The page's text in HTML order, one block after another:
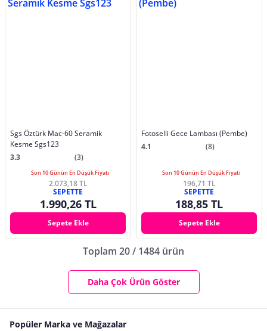
Sgs Öztürk Mac-60 Seramik
Kesme Sgs123
3.3
(3)
Son 10 Günün En Düşük Fiyatı
2.073,18 TL
SEPETTE
1.990,26 TL
Sepete Ekle
Fotoselli Gece Lambası (Pembe)
4.1
(8)
Son 10 Günün En Düşük Fiyatı
196,71 TL
SEPETTE
188,85 TL
Sepete Ekle
Toplam 20 / 1484 ürün
Daha Çok Ürün Göster
Popüler Marka ve Mağazalar